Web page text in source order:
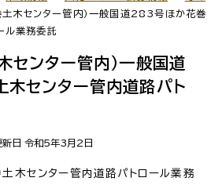
土木センター管内）一般国道283号ほか花巻
ル業務委託
木センター管内）一般国道
センター管内道路パト
日 令和5年3月2日
木センター管内道路パトロール業務